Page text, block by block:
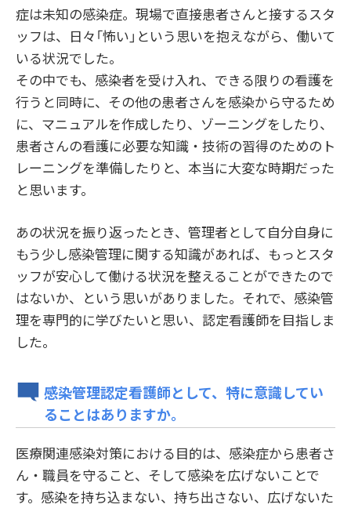
症は未知の感染症。現場で直接患者さんと接するスタ
ッフは、日々「怖い」という思いを抱えながら、働いて
いる状況でした。
その中でも、感染者を受け入れ、できる限りの看護を
行うと同時に、その他の患者さんを感染から守るため
に、マニュアルを作成したり、ゾーニングをしたり、
患者さんの看護に必要な知識・技術の習得のためのト
レーニングを準備したりと、本当に大変な時期だった
と思います。
あの状況を振り返ったとき、管理者として自分自身に
もう少し感染管理に関する知識があれば、もっとスタ
ッフが安心して働ける状況を整えることができたので
はないか、という思いがありました。それで、感染管
理を専門的に学びたいと思い、認定看護師を目指しま
した。
感染管理認定看護師として、特に意識してい
ることはありますか。
医療関連感染対策における目的は、感染症から患者さ
ん・職員を守ること、そして感染を広げないことで
す。感染を持ち込まない、持ち出さない、広げないた